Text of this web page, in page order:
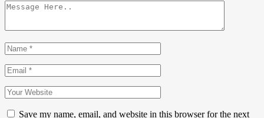
Save my name, email, and website in this browser for the next